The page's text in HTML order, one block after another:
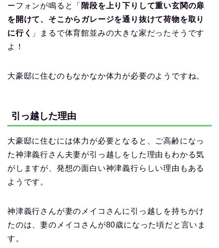
ーフォンが鳴ると「 階段を上り下りして重い玄関の扉
を開けて、そこからガレージを通り抜けて荷物を取り
に行く 」まるで体育館並みの大きな家だったそうです
よ！
大豪邸に住むのもなかなか体力が必要のようですね。
引っ越した理由
大豪邸に住むには体力が必要となると、ご高齢になっ
た神津義行さん夫妻が引っ越しをした理由もわかる気
がしますが、発想の面白い神津義行らしい理由もある
ようです。
神津義行さんが妻のメイコさんに引っ越しを持ちかけ
たのは、妻のメイコさんが80歳になった頃だと言いま
す。